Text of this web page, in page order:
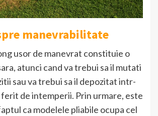
manevrabilitate
usor de manevrat constituie o
atunci cand va trebui sa il mutati
sau va trebui sa il depozitat intr-
de intemperii. Prin urmare, este
ca modelele pliabile ocupa cel